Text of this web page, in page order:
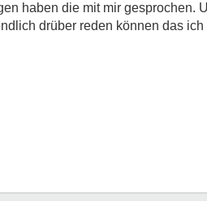
haben die mit mir gesprochen.
drüber reden können das